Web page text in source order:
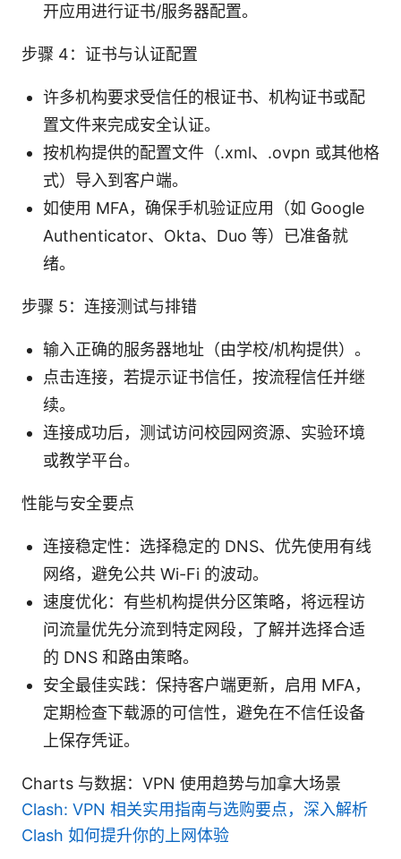
开应用进行证书/服务器配置。
步骤 4：证书与认证配置
许多机构要求受信任的根证书、机构证书或配
置文件来完成安全认证。
按机构提供的配置文件（.xml、.ovpn 或其他格
式）导入到客户端。
如使用 MFA，确保手机验证应用（如 Google
Authenticator、Okta、Duo 等）已准备就
绪。
步骤 5：连接测试与排错
输入正确的服务器地址（由学校/机构提供）。
点击连接，若提示证书信任，按流程信任并继
续。
连接成功后，测试访问校园网资源、实验环境
或教学平台。
性能与安全要点
连接稳定性：选择稳定的 DNS、优先使用有线
网络，避免公共 Wi-Fi 的波动。
速度优化：有些机构提供分区策略，将远程访
问流量优先分流到特定网段，了解并选择合适
的 DNS 和路由策略。
安全最佳实践：保持客户端更新，启用 MFA，
定期检查下载源的可信性，避免在不信任设备
上保存凭证。
Charts 与数据：VPN 使用趋势与加拿大场景
Clash: VPN 相关实用指南与选购要点，深入解析
Clash 如何提升你的上网体验